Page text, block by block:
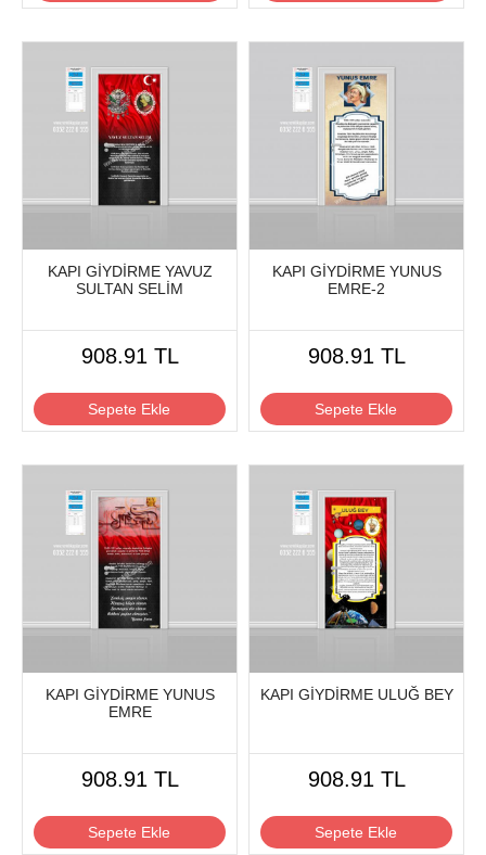
KAPI GİYDİRME YAVUZ
SULTAN SELİM
908.91 TL
Sepete Ekle
KAPI GİYDİRME YUNUS
EMRE-2
908.91 TL
Sepete Ekle
KAPI GİYDİRME YUNUS
EMRE
908.91 TL
Sepete Ekle
KAPI GİYDİRME ULUĞ BEY
908.91 TL
Sepete Ekle